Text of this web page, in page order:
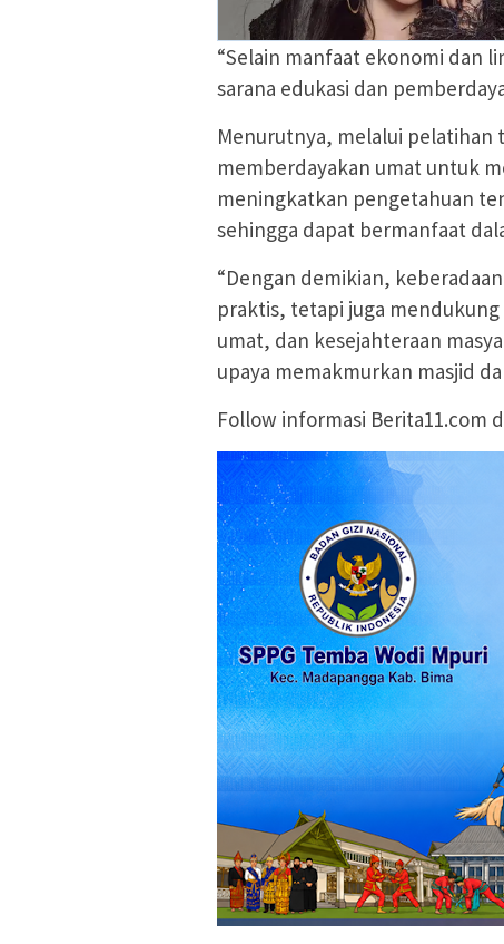
“Selain manfaat ekonomi dan
sarana edukasi dan
Menurutnya, melalui pelatihan
memberdayakan umat untuk
meningkatkan pengetahuan
sehingga dapat bermanfaat
“Dengan demikian,
praktis, tetapi juga
umat, dan kesejahteraan
upaya memakmurkan masjid
Follow informasi Berita11.com